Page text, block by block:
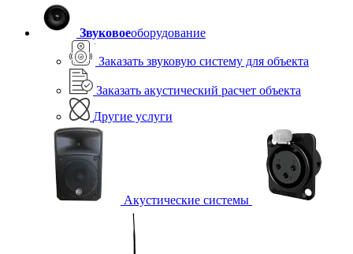
Звуковоеоборудование
Заказать звуковую систему для объекта
Заказать акустический расчет объекта
Другие услуги
Акустические системы